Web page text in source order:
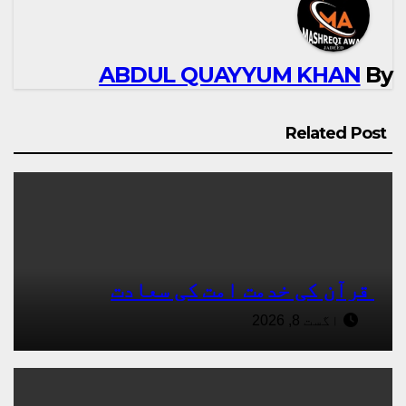
By
ABDUL QUAYYUM KHAN
Related Post
قرآن کی خدمت امت کی سعادت
اگست 8, 2026